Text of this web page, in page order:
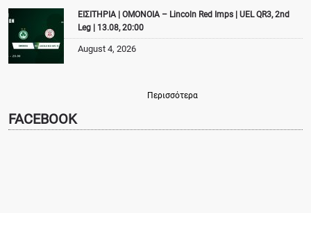
ΕΙΣΙΤΗΡΙΑ | ΟΜΟΝΟΙΑ – Lincoln Red Imps | UEL QR3, 2nd
Leg | 13.08, 20:00
August 4, 2026
Περισσότερα
FACEBOOK